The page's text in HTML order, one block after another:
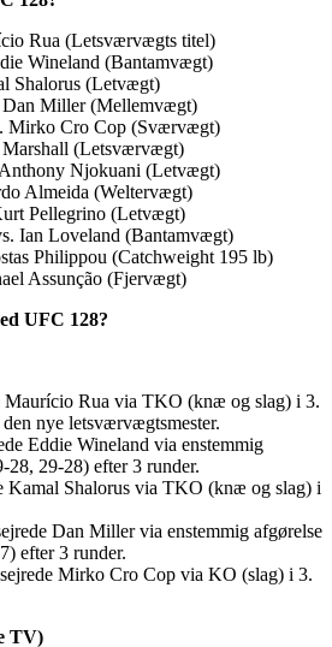
Rua (Letsværvægts titel)
Wineland (Bantamvægt)
Shalorus (Letvægt)
Dan Miller (Mellemvægt)
Mirko Cro Cop (Sværvægt)
(Letsværvægt)
Njokuani (Letvægt)
Almeida (Weltervægt)
Pellegrino (Letvægt)
Ian Loveland (Bantamvægt)
Philippou (Catchweight 195 lb)
Assunção (Fjervægt)
UFC 128?
Maurício Rua via TKO (knæ og slag) i 3.
nye letsværvægtsmester.
Eddie Wineland via enstemmig
28, 29-28) efter 3 runder.
Kamal Shalorus via TKO (knæ og slag) i
Dan Miller via enstemmig afgørelse
efter 3 runder.
Mirko Cro Cop via KO (slag) i 3.
TV)